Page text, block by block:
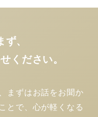
、
ください。
まずはお話をお聞か
とで、心が軽くなる